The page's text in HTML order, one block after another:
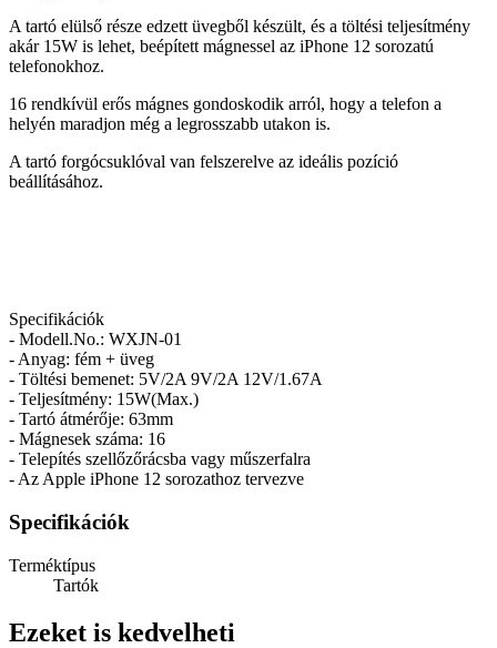
A tartó elülső része edzett üvegből készült, és a töltési teljesítmény
akár 15W is lehet, beépített mágnessel az iPhone 12 sorozatú
telefonokhoz.
16 rendkívül erős mágnes gondoskodik arról, hogy a telefon a
helyén maradjon még a legrosszabb utakon is.
A tartó forgócsuklóval van felszerelve az ideális pozíció
beállításához.
Specifikációk
- Modell.No.: WXJN-01
- Anyag: fém + üveg
- Töltési bemenet: 5V/2A 9V/2A 12V/1.67A
- Teljesítmény: 15W(Max.)
- Tartó átmérője: 63mm
- Mágnesek száma: 16
- Telepítés szellőzőrácsba vagy műszerfalra
- Az Apple iPhone 12 sorozathoz tervezve
Specifikációk
Terméktípus
Tartók
Ezeket is kedvelheti